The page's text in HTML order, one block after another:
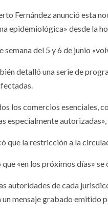
Fernández anunció esta
epidemiológica» desde la
semana del 5 y 6 de junio
detalló una serie de
los comercios esenciales,
especialmente
que la restricción a la
que «en los próximos días»
autoridades de cada
un mensaje grabado emitido